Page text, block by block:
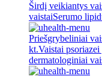
Širdį veikiantys
vaistaiSerumo
Priešgrybeliniai
kt.Vaistai
dermatologiniai